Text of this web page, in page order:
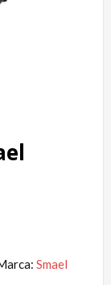
Smael